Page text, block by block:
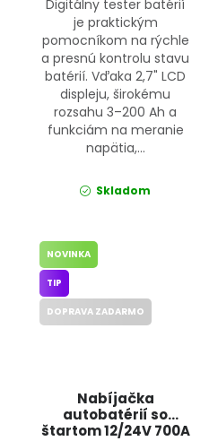
Digitálny tester batérií
je praktickým
pomocníkom na rýchle
a presnú kontrolu stavu
batérií. Vďaka 2,7" LCD
displeju, širokému
rozsahu 3–200 Ah a
funkciám na meranie
napätia,...
Skladom
Nabíjačka
autobatérií so
štartom 12/24V 700A
NOVINKA
TIP
DOPRAVA ZADARMO